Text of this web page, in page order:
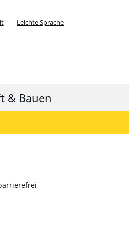
Leichte Sprache
& Bauen